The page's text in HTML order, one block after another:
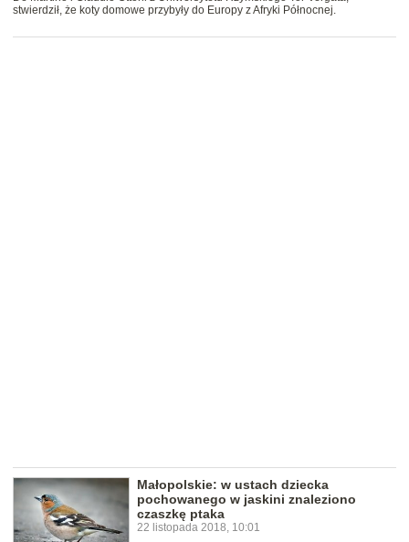
stwierdził, że koty domowe przybyły do Europy z Afryki Północnej.
Małopolskie: w ustach dziecka
pochowanego w jaskini znaleziono
czaszkę ptaka
22 listopada 2018, 10:01